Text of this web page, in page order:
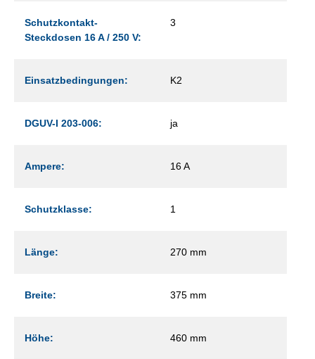
Schutzkontakt-
Steckdosen 16 A / 250 V:
3
Einsatzbedingungen: K2
DGUV-I 203-006: ja
Ampere: 16 A
Schutzklasse: 1
Länge: 270 mm
Breite: 375 mm
Höhe: 460 mm